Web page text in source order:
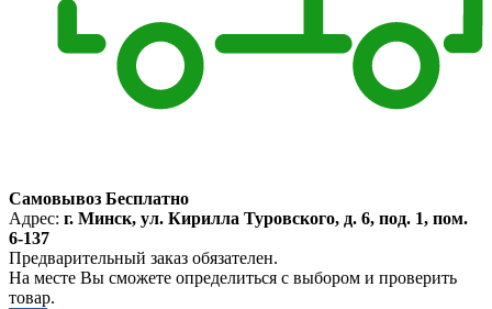
Самовывоз Бесплатно
Адрес: г. Минск, ул. Кирилла Туровского, д. 6, под. 1, пом.
6-137
Предварительный заказ обязателен.
На месте Вы сможете определиться с выбором и проверить
товар.